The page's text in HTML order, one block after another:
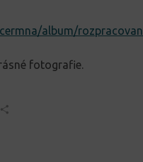
album/
fotografie.